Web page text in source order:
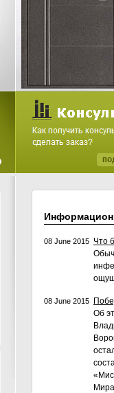
08 June 2015 Что
08 June 2015
Об